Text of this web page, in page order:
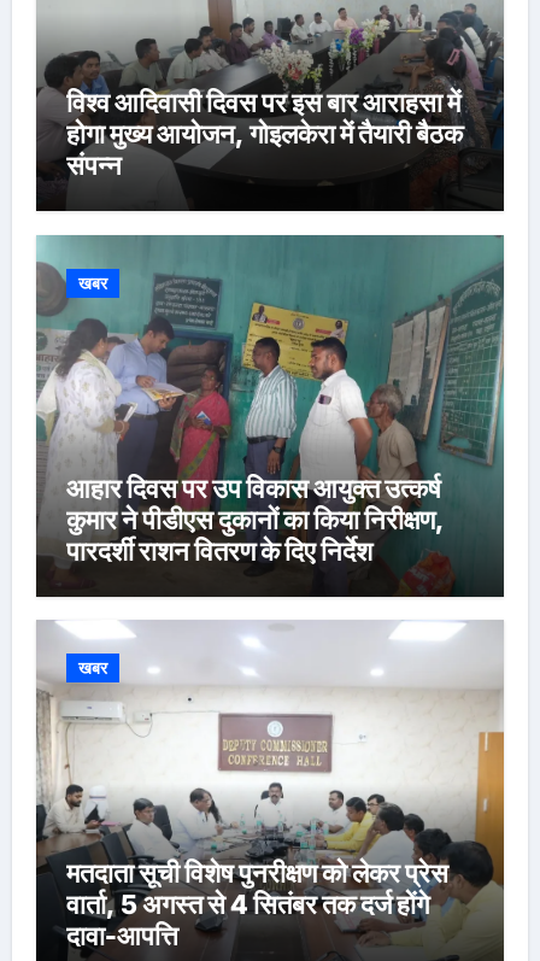
विश्व आदिवासी दिवस पर इस बार आराहसा में
होगा मुख्य आयोजन, गोइलकेरा में तैयारी बैठक
संपन्न
खबर
आहार दिवस पर उप विकास आयुक्त उत्कर्ष
कुमार ने पीडीएस दुकानों का किया निरीक्षण,
पारदर्शी राशन वितरण के दिए निर्देश
खबर
मतदाता सूची विशेष पुनरीक्षण को लेकर प्रेस
वार्ता, 5 अगस्त से 4 सितंबर तक दर्ज होंगे
दावा-आपत्ति